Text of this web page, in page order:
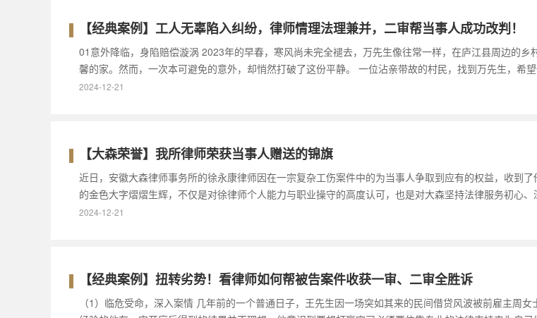
【经典案例】工人无辜陷入纠纷，律师情理法理兼并，二审帮当事人成功改判！
01意外降临，身陷赔偿漩涡 2023年的早春，寒风尚未完全褪去，万先生像往常一样，在庐江县周边的
馨的家。然而，一次本可避免的意外，却悄然打破了这份平静。 一位沾亲带故的村民，找到万先生，希
2024-12-21
【大森荣誉】我所律师荣获当事人赠送的锦旗
近日，安徽大森律师事务所的徐永康律师因在一宗复杂工伤案件中的为当事人争取到应有的权益，收到
的金色大字熠熠生辉，不仅是对徐律师个人能力与职业操守的高度认可，也是对大森坚持法律服务初心
2024-12-21
【经典案例】扭转劣势！看律师如何帮被告案件收获一审、二审全胜诉
（1）临危受命，深入案情 几年前的一个普通日子，王先生因一场突如其来的民间借贷风波被前雇主周